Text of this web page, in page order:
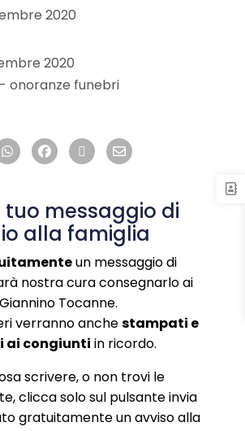
2020
2020
- onoranze funebri
tuo messaggio di
alla famiglia
un messaggio di
nostra cura consegnarlo ai
Tocanne.
verranno anchestampati e
ai congiunti in ricordo.
scrivere, o non trovi le
clicca solo sul pulsante invia
gratuitamente un avviso alla